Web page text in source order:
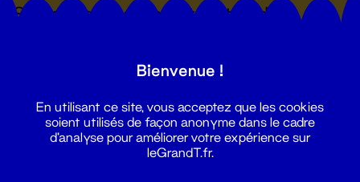
Suivez toutes les actualités du
Bienvenue !
En utilisant ce site, vous acceptez que les cookies
soient utilisés de façon anonyme dans le cadre
d'analyse pour améliorer votre expérience sur
leGrandT.fr.